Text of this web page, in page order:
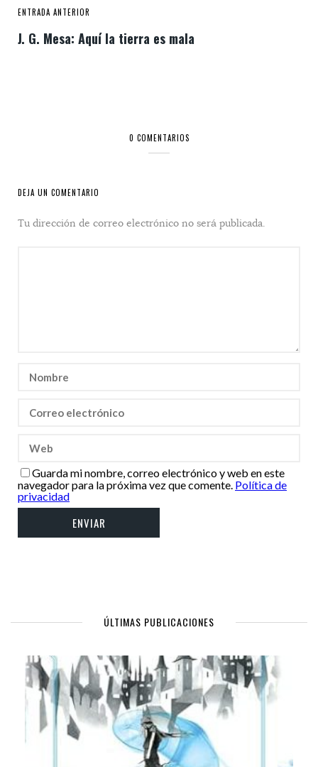
ENTRADA ANTERIOR
J. G. Mesa: Aquí la tierra es mala
0 COMENTARIOS
DEJA UN COMENTARIO
Tu dirección de correo electrónico no será publicada.
Guarda mi nombre, correo electrónico y web en este
navegador para la próxima vez que comente. Política de
privacidad
ÚLTIMAS PUBLICACIONES